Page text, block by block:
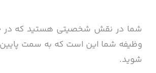
شما در نقش شخصیتی هستید که در
وظیفه شما این است که به سمت پایین
شوید.